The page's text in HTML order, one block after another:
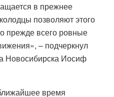
в прежнее
позволяют этого
прежде всего ровные
– подчеркнул
Новосибирска Иосиф
время